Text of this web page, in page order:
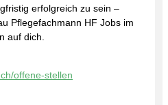
erfolgreich zu sein –
Pflegefachmann HF Jobs im
auf dich.
offene-stellen